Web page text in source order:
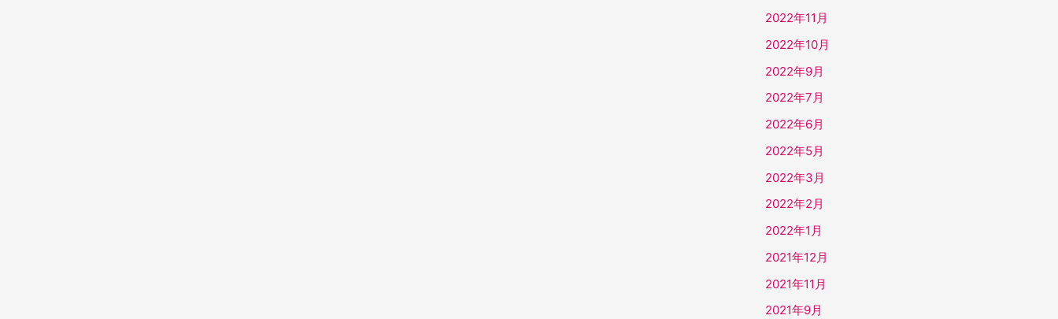
2022年11月
2022年10月
2022年9月
2022年7月
2022年6月
2022年5月
2022年3月
2022年2月
2022年1月
2021年12月
2021年11月
2021年9月